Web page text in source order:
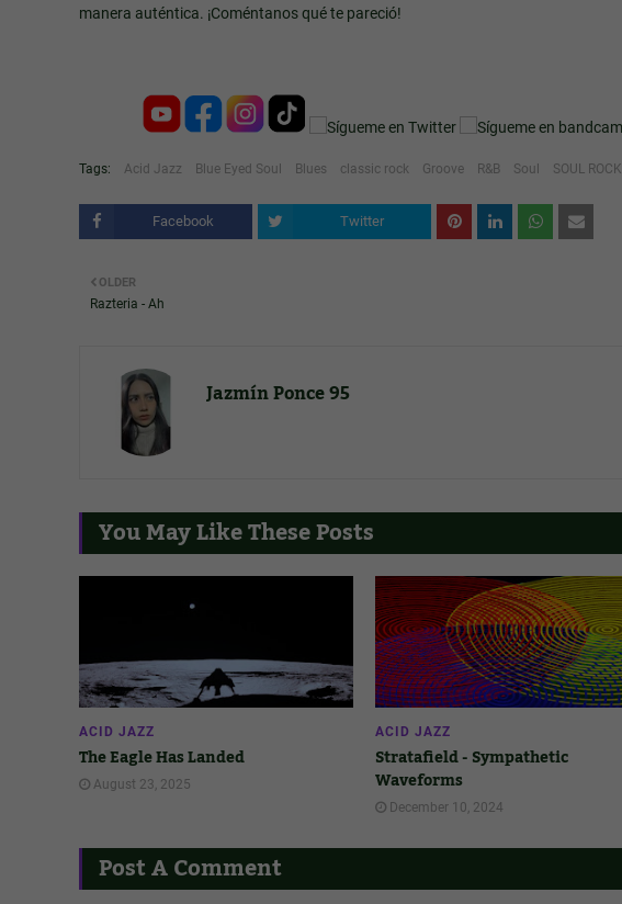
manera auténtica. ¡Coméntanos qué te pareció!
Tags: Acid Jazz Blue Eyed Soul Blues classic rock Groove R&B Soul SOUL ROCK
Facebook Twitter
OLDER
Razteria - Ah
Jazmín Ponce 95
You May Like These Posts
ACID JAZZ
The Eagle Has Landed
August 23, 2025
ACID JAZZ
Stratafield - Sympathetic
Waveforms
December 10, 2024
Post A Comment